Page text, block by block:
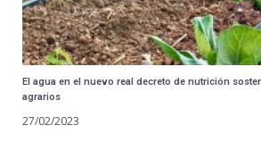
El agua en el nuevo real decreto de nutrición
agrarios
27/02/2023